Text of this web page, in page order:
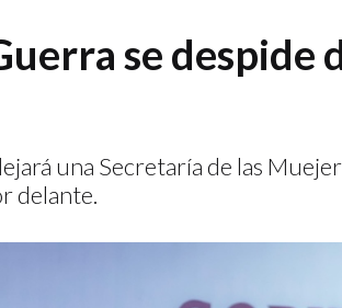
se despide
una Secretaría de las
delante.